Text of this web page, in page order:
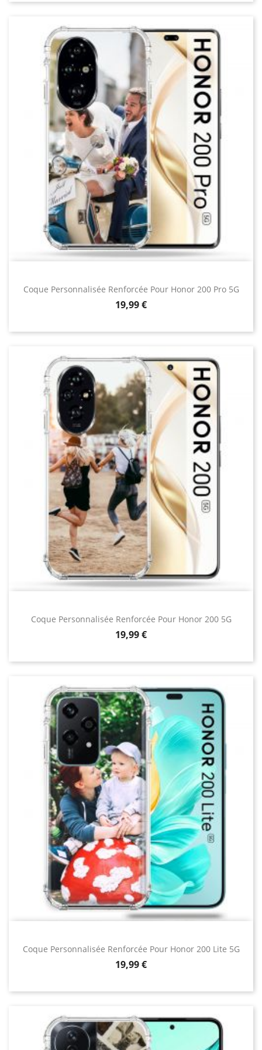
Coque Personnalisée Renforcée Pour Honor 200 Pro 5G
Prix
19,99 €
Coque Personnalisée Renforcée Pour Honor 200 5G
Prix
19,99 €
Coque Personnalisée Renforcée Pour Honor 200 Lite 5G
Prix
19,99 €